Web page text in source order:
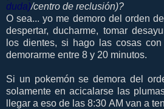
duda)/centro de reclusión)?
O sea... yo me demoro del orden
despertar, ducharme, tomar
los dientes, si hago las cosas
demorarme entre 8 y 20 minutos.
Si un pokemón se demora del
solamente en acicalarse las
llegar a eso de las 8:30 AM van a